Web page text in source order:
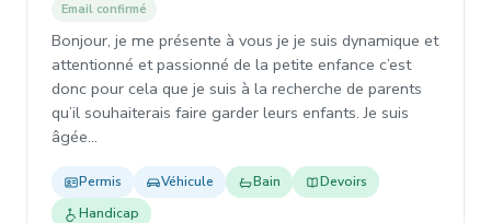
Email confirmé
Bonjour, je me présente à vous je je suis dynamique et
attentionné et passionné de la petite enfance c’est
donc pour cela que je suis à la recherche de parents
qu’il souhaiterais faire garder leurs enfants. Je suis
âgée…
Permis Véhicule Bain
Devoirs
Handicap